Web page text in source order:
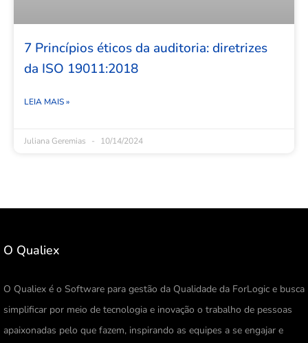
7 Princípios éticos da auditoria: diretrizes
da ISO 19011:2018
LEIA MAIS »
Juliana Geremias 10/14/2024
O Qualiex
O Qualiex é o Software para gestão da Qualidade da ForLogic e busca
simplificar por meio de tecnologia e inovação o trabalho de pessoas
apaixonadas pelo que fazem, inspirando as equipes a se engajar e